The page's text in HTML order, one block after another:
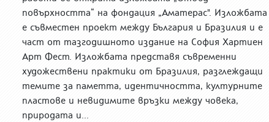
повърхността“ на фондация „Аматерас". Изложбата
е съвместен проект между България и Бразилия и е
част от тазгодишното издание на София Хартиен
Арт Фест. Изложбата представя съвременни
художествени практики от Бразилия, разглеждащи
темите за паметта, идентичността, културните
пластове и невидимите връзки между човека,
природата и...